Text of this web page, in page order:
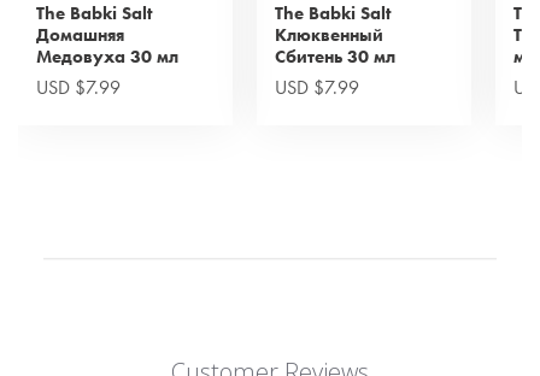
The Babki Salt
Домашняя
Медовуха 30 мл
USD $7.99
The Babki Salt
Клюквенный
Сбитень 30 мл
USD $7.99
мл